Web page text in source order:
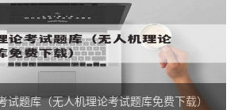
试题库（无人机理论考试题库免费下载）